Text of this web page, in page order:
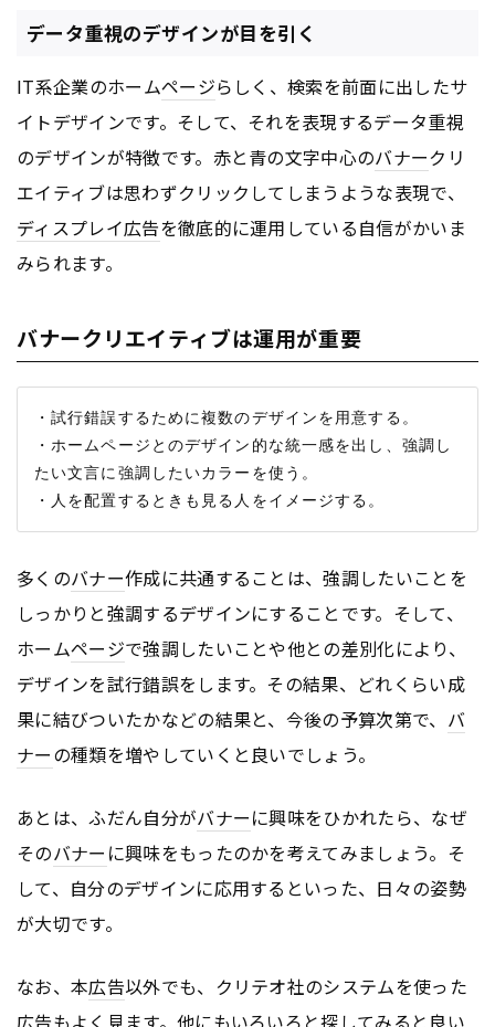
データ重視のデザインが目を引く
IT系企業のホームページらしく、検索を前面に出したサ
イトデザインです。そして、それを表現するデータ重視
のデザインが特徴です。赤と青の文字中心のバナークリ
エイティブは思わずクリックしてしまうような表現で、
ディスプレイ広告を徹底的に運用している自信がかいま
みられます。
バナークリエイティブは運用が重要
・試行錯誤するために複数のデザインを用意する。
・ホームページとのデザイン的な統一感を出し、強調し
たい文言に強調したいカラーを使う。
多くのバナー作成に共通することは、強調したいことを
しっかりと強調するデザインにすることです。そして、
ホームページで強調したいことや他との差別化により、
デザインを試行錯誤をします。その結果、どれくらい成
果に結びついたかなどの結果と、今後の予算次第で、 バ
ナーの種類を増やしていくと良いでしょう。
あとは、ふだん自分がバナーに興味をひかれたら、なぜ
そのバナー に興味をもったのかを考えてみましょう。そ
して、自分のデザインに応用するといった、日々の姿勢
が大切です。
なお、本広告以外でも、クリテオ社のシステムを使った
広告もよく見ます。他にもいろいろと探してみると良い